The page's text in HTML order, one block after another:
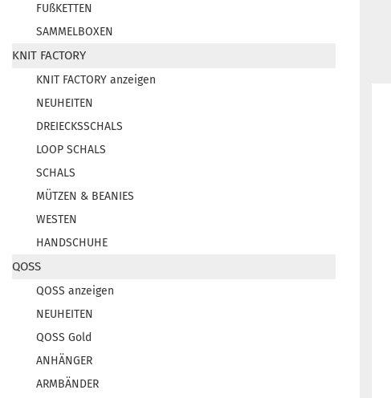
FUßKETTEN
SAMMELBOXEN
KNIT FACTORY
KNIT FACTORY anzeigen
NEUHEITEN
DREIECKSSCHALS
LOOP SCHALS
SCHALS
MÜTZEN & BEANIES
WESTEN
HANDSCHUHE
QOSS
QOSS anzeigen
NEUHEITEN
QOSS Gold
ANHÄNGER
ARMBÄNDER